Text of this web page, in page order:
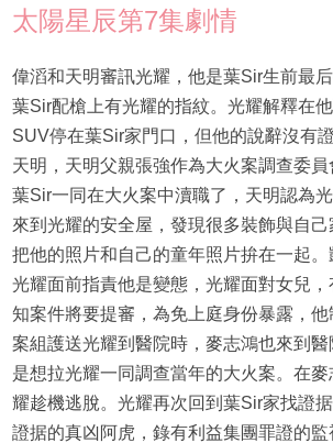
太陽星辰第7集劇情
偉滔和天明審訊光耀，他是葉Sir生前最
葉Sir配槍上有光耀的指紋。光耀解釋在
SUV停在葉Sir家門口，但他的說辭沒有
天明，天明父親張強作為大火案調查委
葉Sir一同在大火案中瀆職了，天明認為
來到光耀的安全屋，發現很多裝飾與自
把他的照片和自己的童年照片拚在一起。
光耀面前指責他是變態，光耀面對女兒
知案件將要提審，為免上庭身份暴露，
案組護送光耀到醫院時，麥志鴻也來到
是想拉光耀一同調查當年的大火案。在
耀趁機逃脫。光耀再次回到葉Sir家找證
證据的真凶阿虎，錄有利益集團罪證的